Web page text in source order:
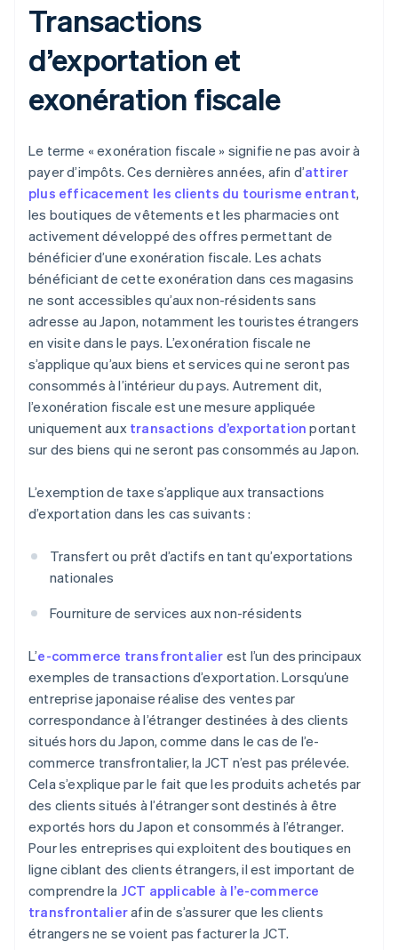
Transactions
d’exportation et
exonération fiscale
Le terme « exonération fiscale » signifie ne pas avoir à
payer d’impôts. Ces dernières années, afin d’attirer
plus efficacement les clients du tourisme entrant,
les boutiques de vêtements et les pharmacies ont
activement développé des offres permettant de
bénéficier d’une exonération fiscale. Les achats
bénéficiant de cette exonération dans ces magasins
ne sont accessibles qu’aux non-résidents sans
adresse au Japon, notamment les touristes étrangers
en visite dans le pays. L’exonération fiscale ne
s’applique qu’aux biens et services qui ne seront pas
consommés à l’intérieur du pays. Autrement dit,
l’exonération fiscale est une mesure appliquée
uniquement aux transactions d’exportation portant
sur des biens qui ne seront pas consommés au Japon.
L’exemption de taxe s’applique aux transactions
d’exportation dans les cas suivants :
Transfert ou prêt d’actifs en tant qu’exportations
nationales
Fourniture de services aux non-résidents
L’e-commerce transfrontalier est l’un des principaux
exemples de transactions d’exportation. Lorsqu’une
entreprise japonaise réalise des ventes par
correspondance à l’étranger destinées à des clients
situés hors du Japon, comme dans le cas de l’e-
commerce transfrontalier, la JCT n’est pas prélevée.
Cela s’explique par le fait que les produits achetés par
des clients situés à l’étranger sont destinés à être
exportés hors du Japon et consommés à l’étranger.
Pour les entreprises qui exploitent des boutiques en
ligne ciblant des clients étrangers, il est important de
comprendre la JCT applicable à l’e-commerce
transfrontalierafin de s’assurer que les clients
étrangers ne se voient pas facturer la JCT.